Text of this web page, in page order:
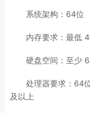
系统架构：64位
内存要求：最低
硬盘空间：至少
处理器要求：64位
及以上